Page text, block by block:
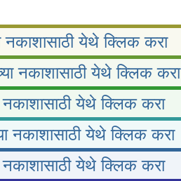
नकाशासाठी येथे क्लिक करा
नकाशासाठी येथे क्लिक करा
येथे क्लिक करा
नकाशासाठी येथे क्लिक करा
नकाशासाठी येथे क्लिक करा